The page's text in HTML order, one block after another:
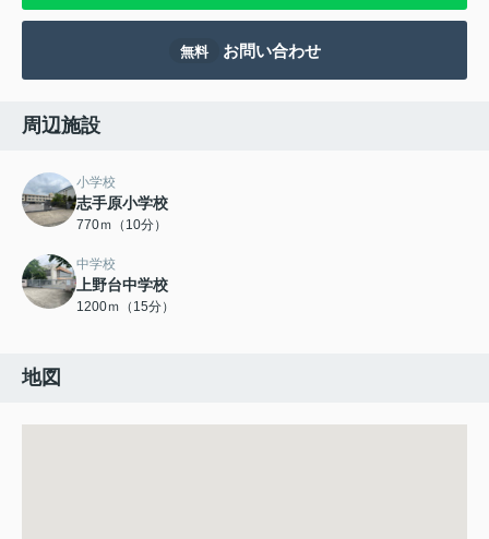
無料 お問い合わせ
周辺施設
小学校
志手原小学校
770ｍ（10分）
中学校
上野台中学校
1200ｍ（15分）
地図